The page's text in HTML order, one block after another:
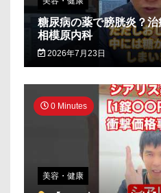
糖尿病の薬で膀胱炎？治
相模原内科
2026年7月23日
0 Minutes
美容・健康